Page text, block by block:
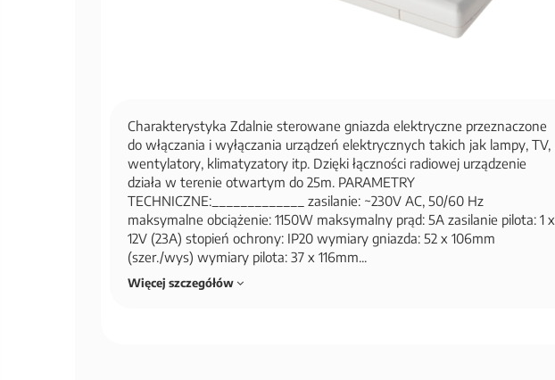
Charakterystyka Zdalnie sterowane gniazda elektryczne przeznaczone
do włączania i wyłączania urządzeń elektrycznych takich jak lampy, TV,
wentylatory, klimatyzatory itp. Dzięki łączności radiowej urządzenie
działa w terenie otwartym do 25m. PARAMETRY
TECHNICZNE:_____________ zasilanie: ~230V AC, 50/60 Hz
maksymalne obciążenie: 1150W maksymalny prąd: 5A zasilanie pilota: 1 x
12V (23A) stopień ochrony: IP20 wymiary gniazda: 52 x 106mm
(szer./wys) wymiary pilota: 37 x 116mm...
Więcej szczegółów